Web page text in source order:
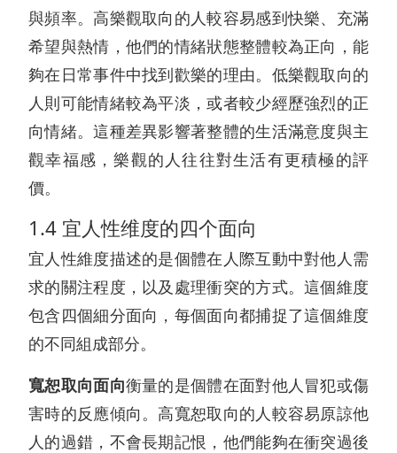
與頻率。高樂觀取向的人較容易感到快樂、充滿
希望與熱情，他們的情緒狀態整體較為正向，能
夠在日常事件中找到歡樂的理由。低樂觀取向的
人則可能情緒較為平淡，或者較少經歷強烈的正
向情緒。這種差異影響著整體的生活滿意度與主
觀幸福感，樂觀的人往往對生活有更積極的評
價。
1.4 宜人性维度的四个面向
宜人性維度描述的是個體在人際互動中對他人需
求的關注程度，以及處理衝突的方式。這個維度
包含四個細分面向，每個面向都捕捉了這個維度
的不同組成部分。
寬恕取向面向衡量的是個體在面對他人冒犯或傷
害時的反應傾向。高寬恕取向的人較容易原諒他
人的過錯，不會長期記恨，他們能夠在衝突過後